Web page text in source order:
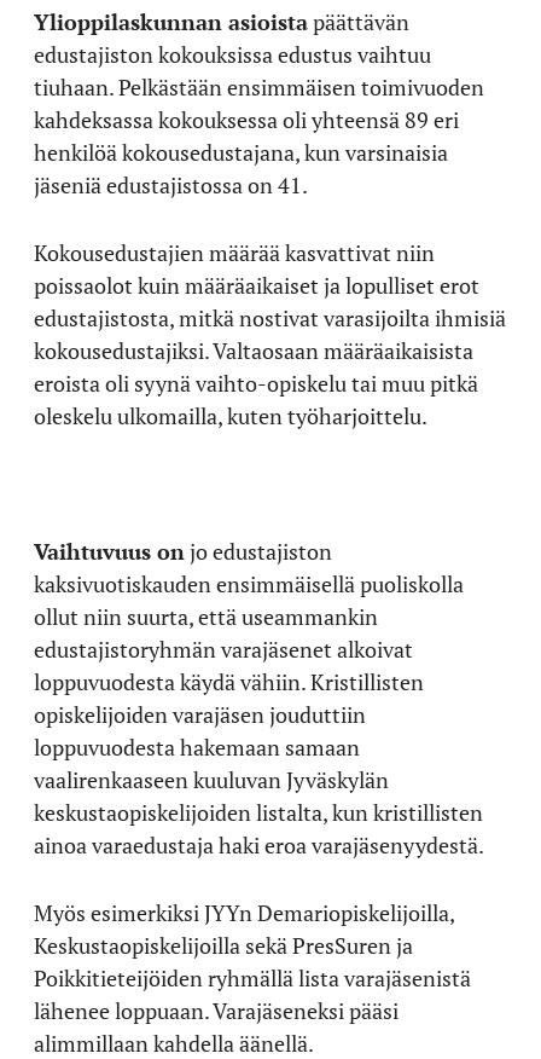
Ylioppilaskunnan asioistapäättävän
edustajiston kokouksissa edustus vaihtuu
tiuhaan. Pelkästään ensimmäisen toimivuoden
kahdeksassa kokouksessa oli yhteensä 89 eri
henkilöä kokousedustajana, kun varsinaisia
jäseniä edustajistossa on 41.
Kokousedustajien määrää kasvattivat niin
poissaolot kuin määräaikaiset ja lopulliset erot
edustajistosta, mitkä nostivat varasijoilta ihmisiä
kokousedustajiksi. Valtaosaan määräaikaisista
eroista oli syynä vaihto-opiskelu tai muu pitkä
oleskelu ulkomailla, kuten työharjoittelu.
Vaihtuvuus on jo edustajiston
kaksivuotiskauden ensimmäisellä puoliskolla
ollut niin suurta, että useammankin
edustajistoryhmän varajäsenet alkoivat
loppuvuodesta käydä vähiin. Kristillisten
opiskelijoiden varajäsen jouduttiin
loppuvuodesta hakemaan samaan
vaalirenkaaseen kuuluvan Jyväskylän
keskustaopiskelijoiden listalta, kun kristillisten
ainoa varaedustaja haki eroa varajäsenyydestä.
Myös esimerkiksi JYYn Demariopiskelijoilla,
Keskustaopiskelijoilla sekä PresSuren ja
Poikkitieteijöiden ryhmällä lista varajäsenistä
lähenee loppuaan. Varajäseneksi pääsi
alimmillaan kahdella äänellä.